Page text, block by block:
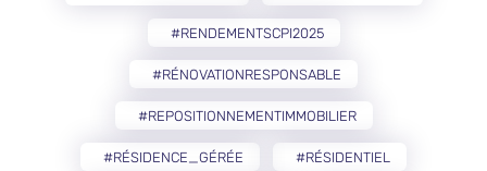
#RENDEMENTSCPI2025
#RÉNOVATIONRESPONSABLE
#REPOSITIONNEMENTIMMOBILIER
#RÉSIDENCE_GÉRÉE #RÉSIDENTIEL